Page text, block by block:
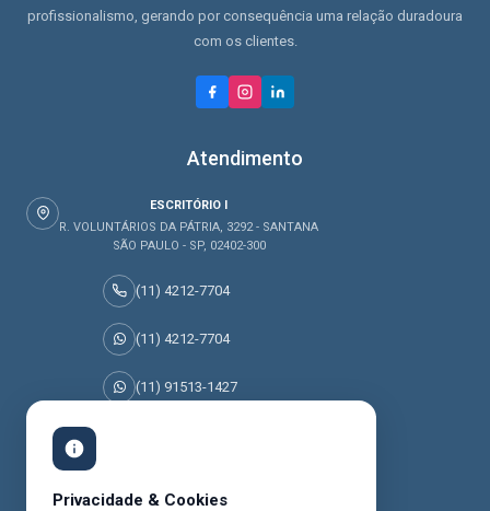
profissionalismo, gerando por consequência uma relação duradoura
com os clientes.
Atendimento
ESCRITÓRIO I
R. VOLUNTÁRIOS DA PÁTRIA, 3292 - SANTANA
SÃO PAULO - SP, 02402-300
(11) 4212-7704
(11) 4212-7704
(11) 91513-1427
Prêmios Recebidos
Privacidade & Cookies